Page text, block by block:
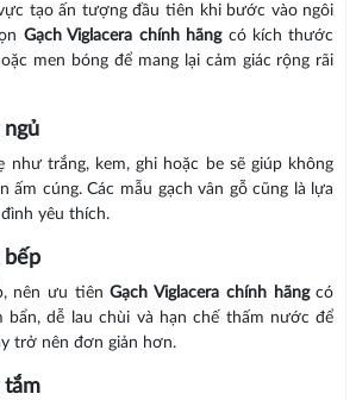
tạo ấn tượng đầu tiên khi bước vào ngôi
Gạch Viglacera chính hãngcó kích thước
men bóng để mang lại cảm giác rộng rãi
ngủ
như trắng, kem, ghi hoặc be sẽ giúp không
ấm cúng. Các mẫu gạch vân gỗ cũng là lựa
yêu thích.
bếp
nên ưu tiênGạch Viglacera chính hãngcó
bẩn, dễ lau chùi và hạn chế thấm nước để
trở nên đơn giản hơn.
tắm